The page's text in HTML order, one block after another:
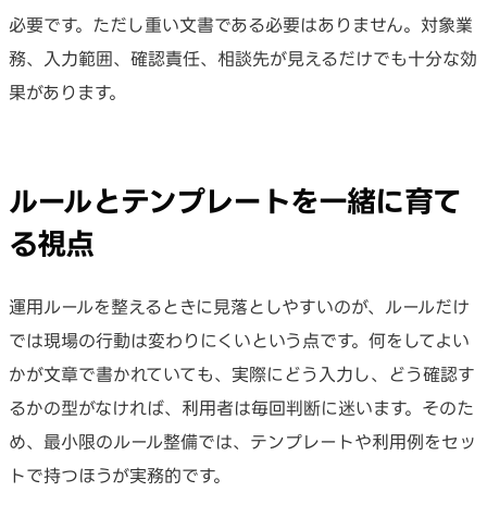
必要です。ただし重い文書である必要はありません。対象業
務、入力範囲、確認責任、相談先が見えるだけでも十分な効
果があります。
ルールとテンプレートを一緒に育て
る視点
運用ルールを整えるときに見落としやすいのが、ルールだけ
では現場の行動は変わりにくいという点です。何をしてよい
かが文章で書かれていても、実際にどう入力し、どう確認す
るかの型がなければ、利用者は毎回判断に迷います。そのた
め、最小限のルール整備では、テンプレートや利用例をセッ
トで持つほうが実務的です。